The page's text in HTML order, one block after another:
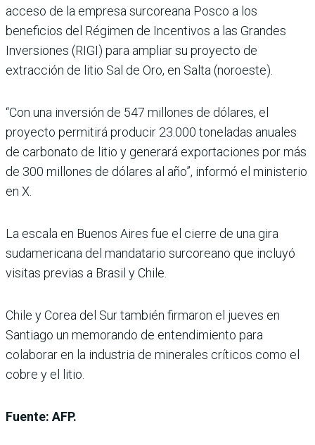
acceso de la empresa surcoreana Posco a los
beneficios del Régimen de Incentivos a las Grandes
Inversiones (RIGI) para ampliar su proyecto de
extracción de litio Sal de Oro, en Salta (noroeste).
“Con una inversión de 547 millones de dólares, el
proyecto permitirá producir 23.000 toneladas anuales
de carbonato de litio y generará exportaciones por más
de 300 millones de dólares al año”, informó el ministerio
en X.
La escala en Buenos Aires fue el cierre de una gira
sudamericana del mandatario surcoreano que incluyó
visitas previas a Brasil y Chile.
Chile y Corea del Sur también firmaron el jueves en
Santiago un memorando de entendimiento para
colaborar en la industria de minerales críticos como el
cobre y el litio.
Fuente: AFP.